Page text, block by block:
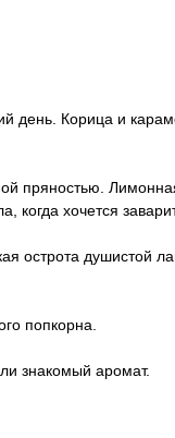
день. Корица и
пряностью.
когда хочется
острота душистой
попкорна.
знакомый аромат.